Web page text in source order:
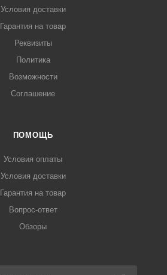
Условия доставки
Гарантия на товар
Реквизиты
Политика
Возможности
Соглашение
ПОМОЩЬ
Условия оплаты
Условия доставки
Гарантия на товар
Вопрос-ответ
Обзоры